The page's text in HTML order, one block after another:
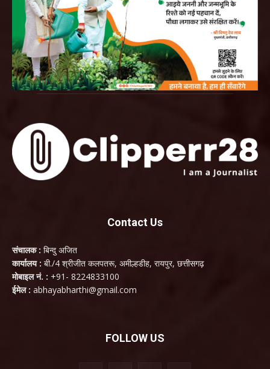
Contact Us
संचालक : बिन्दु अजित
कार्यालय : बी./4 श्रीजीत कलपतरू, अमील्हडीह, रायपुर, छत्तीसगढ़
मोबाइल नं. : +91- 8224833100
ईमेल : abhayabharthi@gmail.com
FOLLOW US